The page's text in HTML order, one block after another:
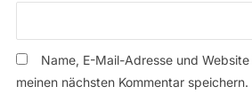
Name, E-Mail-Adresse und
meinen nächsten Kommentar speichern.